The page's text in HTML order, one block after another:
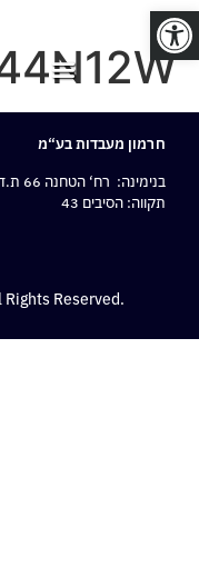
פתח סרגל נגישות
חרמון מעבדות בע“מ
בנימינה: רח‘ הטחנה 66 ת.ד 23 מיקוד 3055001,
תקווה: הסיבים 43
Reserved.